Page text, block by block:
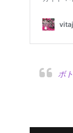
ボ